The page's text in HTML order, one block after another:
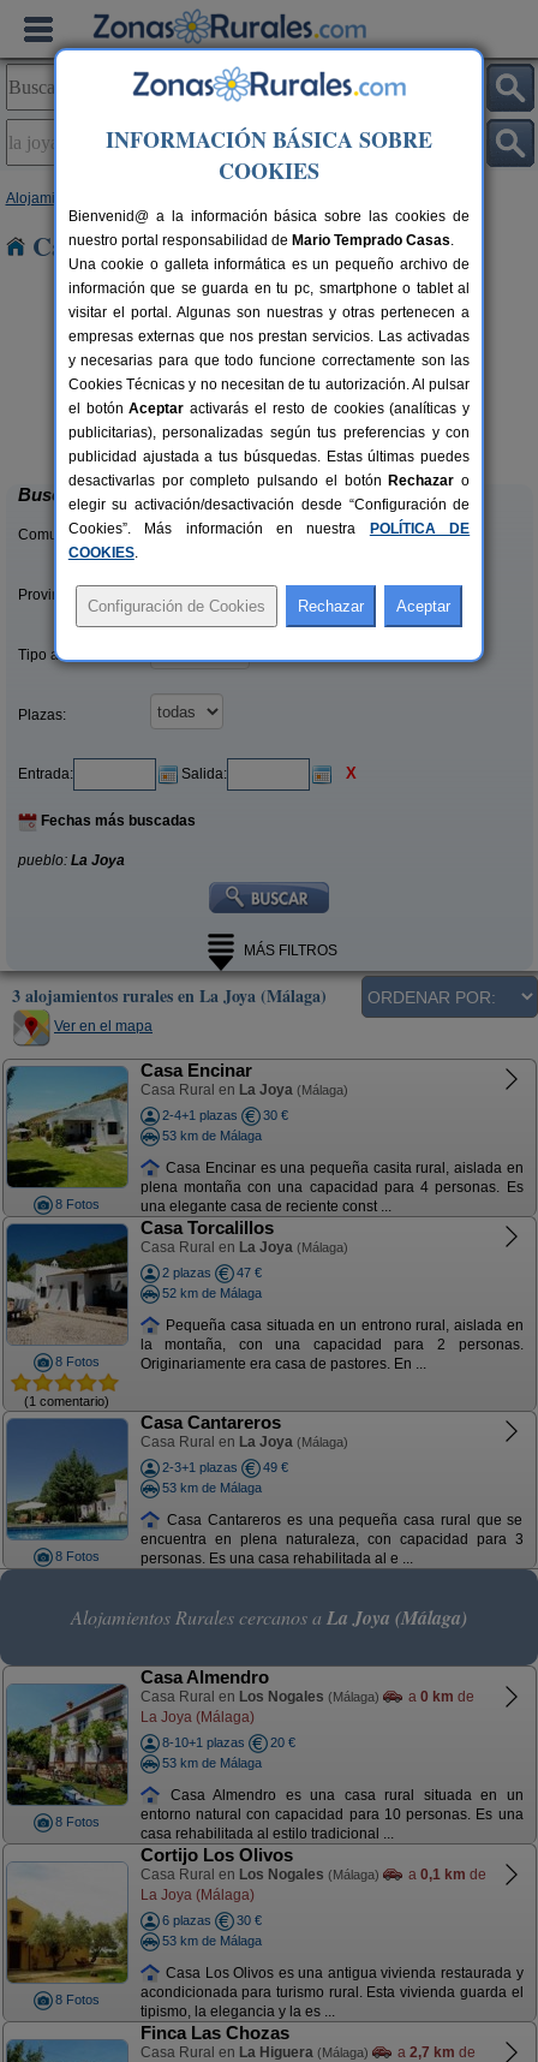
Alojamientos
Casas Rurales en La Joya
6-8 pers.
desde20 €
Villa Remedios
Cuevas del Becerro (Málaga)
Buscar
Comunidades:
Provincias/Islas:
Tipo alquiler:
Plazas:
Entrada: Salida: X
Fechas más buscadas
pueblo: La Joya
MÁS FILTROS
3 alojamientos rurales en La Joya (Málaga)
Ver en el mapa
8 Fotos
Casa Encinar
Casa Rural en La Joya (Málaga)
2-4+1 plazas
30 €
53 km de Málaga
Casa Encinar es una pequeña casita rural, aislada en
plena montaña con una capacidad para 4 personas. Es
una elegante casa de reciente const ...
8 Fotos
(1 comentario)
Casa Torcalillos
Casa Rural en La Joya (Málaga)
2 plazas
47 €
52 km de Málaga
Pequeña casa situada en un entrono rural, aislada en
la montaña, con una capacidad para 2 personas.
Originariamente era casa de pastores. En ...
8 Fotos
Casa Cantareros
Casa Rural en La Joya (Málaga)
2-3+1 plazas
49 €
53 km de Málaga
Casa Cantareros es una pequeña casa rural que se
encuentra en plena naturaleza, con capacidad para 3
personas. Es una casa rehabilitada al e ...
Alojamientos Rurales cercanos a La Joya (Málaga)
8 Fotos
Casa Almendro
Casa Rural en Los Nogales (Málaga) a 0 km de
La Joya (Málaga)
8-10+1 plazas
20 €
53 km de Málaga
Casa Almendro es una casa rural situada en un
entorno natural con capacidad para 10 personas. Es una
casa rehabilitada al estilo tradicional ...
8 Fotos
Cortijo Los Olivos
Casa Rural en Los Nogales (Málaga) a 0,1 km de
La Joya (Málaga)
6 plazas
30 €
53 km de Málaga
Casa Los Olivos es una antigua vivienda restaurada y
acondicionada para turismo rural. Esta vivienda guarda el
tipismo, la elegancia y la es ...
Finca Las Chozas
Casa Rural en La Higuera (Málaga) a 2,7 km de
INFORMACIÓN BÁSICA SOBRE
COOKIES
Bienvenid@ a la información básica sobre las cookies de
nuestro portal responsabilidad de Mario Temprado Casas.
Una cookie o galleta informática es un pequeño archivo de
información que se guarda en tu pc, smartphone o tablet al
visitar el portal. Algunas son nuestras y otras pertenecen a
empresas externas que nos prestan servicios. Las activadas
y necesarias para que todo funcione correctamente son las
Cookies Técnicas y no necesitan de tu autorización. Al pulsar
el botónAceptar activarás el resto de cookies (analíticas y
publicitarias), personalizadas según tus preferencias y con
publicidad ajustada a tus búsquedas. Estas últimas puedes
desactivarlas por completo pulsando el botón Rechazar o
elegir su activación/desactivación desde “Configuración de
Cookies”. Más información en nuestra
POLÍTICA DE
COOKIES.